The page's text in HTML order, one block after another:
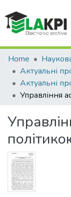
Communities &
All of DSpace
Statistics
Home